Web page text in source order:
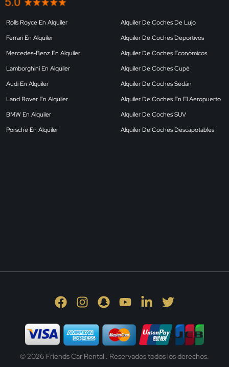
Rolls Royce En Alquiler
Ferrari En Alquiler
Mercedes-Benz En Alquiler
Lamborghini En Alquiler
Audi En Alquiler
Land Rover En Alquiler
BMW En Alquiler
Porsche En Alquiler
Alquiler De Coches De Lujo
Alquiler De Coches Deportivos
Alquiler De Coches Económicos
Alquiler De Coches Cupé
Alquiler De Coches Sedán
Alquiler De Coches En El Aeropuerto
Alquiler De Coches SUV
Alquiler De Coches Descapotables
© 2026 Friends Car Rental . Reservados todos los derechos.